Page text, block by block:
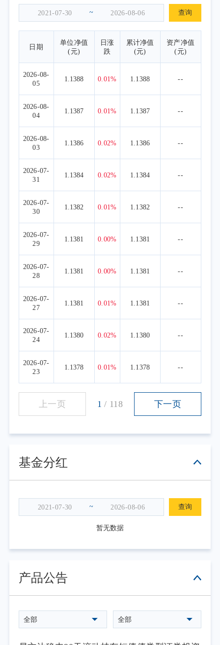
~ 查询
日期
单位净值
(元)
日涨
跌
累计净值
(元)
资产净值
(元)
2026-08-
05
1.1388 0.01% 1.1388 --
2026-08-
04
1.1387 0.01% 1.1387 --
2026-08-
03
1.1386 0.02% 1.1386 --
2026-07-
31
1.1384 0.02% 1.1384 --
2026-07-
30
1.1382 0.01% 1.1382 --
2026-07-
29
1.1381 0.00% 1.1381 --
2026-07-
28
1.1381 0.00% 1.1381 --
2026-07-
27
1.1381 0.01% 1.1381 --
2026-07-
24
1.1380 0.02% 1.1380 --
2026-07-
23
1.1378 0.01% 1.1378 --
上一页 1 / 118 下一页
基金分红
~ 查询
暂无数据
产品公告
全部 全部